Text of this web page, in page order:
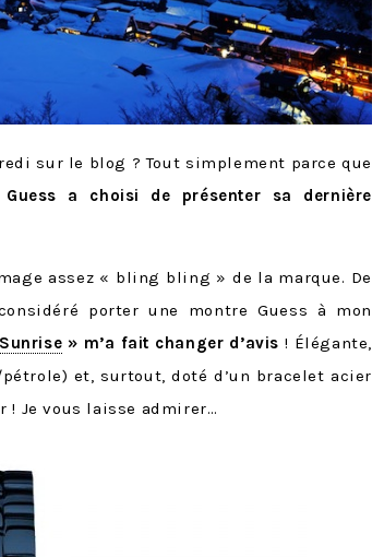
sur le blog ? Tout simplement parce que
a choisi de présenter sa dernière
assez « bling bling » de la marque. De
porter une montre Guess à mon
» m’a fait changer d’avis ! Élégante,
et, surtout, doté d’un bracelet acier
! Je vous laisse admirer…